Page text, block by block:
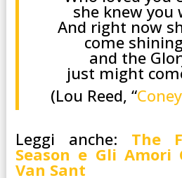
she knew you
And right now
come
and the
just might
(Lou Reed, “
Leggi anche: The
Season e Gli Amori
Van Sant